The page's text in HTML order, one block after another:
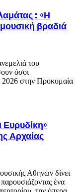
: «Η
μουσική βραδιά
του
όσοι
2026 στην Προκυμαία
Αρχαίας
Αθηνών δίνει
ένα